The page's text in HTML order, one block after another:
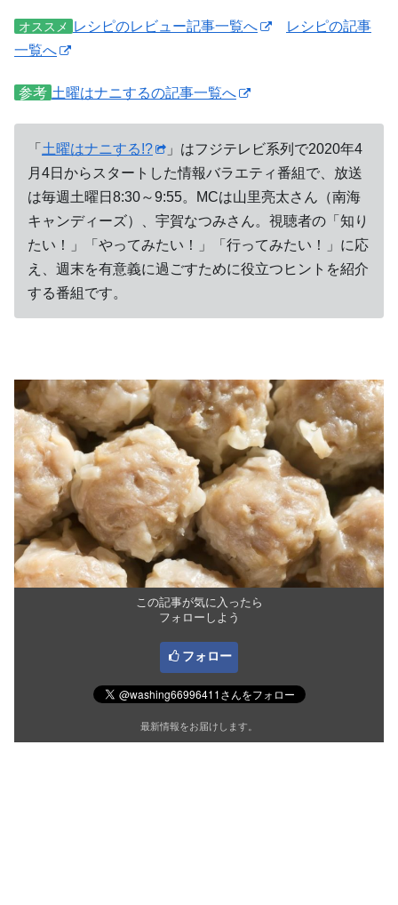
オススメ レシピのレビュー記事一覧へ
レシピの記事
一覧へ
参考 土曜はナニするの記事一覧へ
「 土曜はナニする!?
」はフジテレビ系列で2020年4
月4日からスタートした情報バラエティ番組で、放送
は毎週土曜日8:30～9:55。MCは山里亮太さん（南海
キャンディーズ）、宇賀なつみさん。視聴者の「知り
たい！」「やってみたい！」「行ってみたい！」に応
え、週末を有意義に過ごすために役立つヒントを紹介
する番組です。
この記事が気に入ったら
フォローしよう
フォロー
最新情報をお届けします。